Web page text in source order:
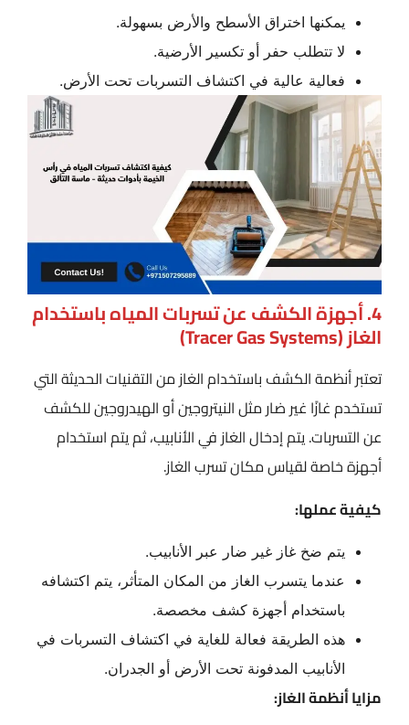
يمكنها اختراق الأسطح والأرض بسهولة.
لا تتطلب حفر أو تكسير الأرضية.
فعالية عالية في اكتشاف التسربات تحت الأرض.
4. أجهزة الكشف عن تسربات المياه باستخدام
الغاز (Tracer Gas Systems)
تعتبر أنظمة الكشف باستخدام الغاز من التقنيات الحديثة التي
تستخدم غازًا غير ضار مثل النيتروجين أو الهيدروجين للكشف
عن التسربات. يتم إدخال الغاز في الأنابيب، ثم يتم استخدام
أجهزة خاصة لقياس مكان تسرب الغاز.
كيفية عملها:
يتم ضخ غاز غير ضار عبر الأنابيب.
عندما يتسرب الغاز من المكان المتأثر، يتم اكتشافه
باستخدام أجهزة كشف مخصصة.
هذه الطريقة فعالة للغاية في اكتشاف التسربات في
الأنابيب المدفونة تحت الأرض أو الجدران.
مزايا أنظمة الغاز: